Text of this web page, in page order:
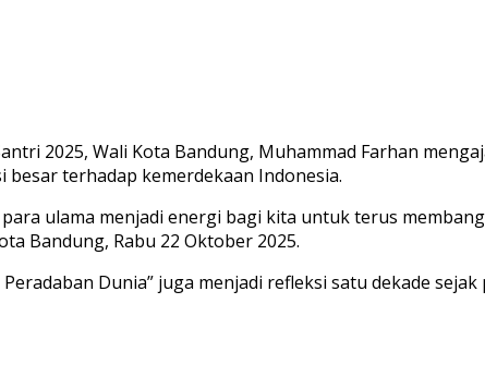
2025, Wali Kota Bandung, Muhammad Farhan
terhadap kemerdekaan Indonesia.
ulama menjadi energi bagi kita untuk terus
Bandung, Rabu 22 Oktober 2025.
Dunia” juga menjadi refleksi satu dekade